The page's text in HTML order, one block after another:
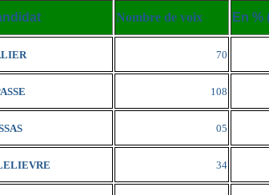
Nombre de voix En %
70
108
05
34